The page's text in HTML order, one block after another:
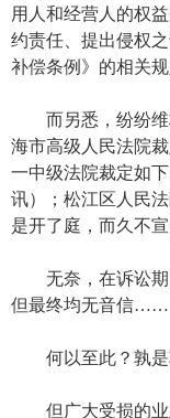
用人和经营人的权
约责任、提出侵权
补偿条例》的相关
而另悉，纷纷维
海市高级人民法院
一中级法院裁定如
讯）；松江区人民
是开了庭，而久不宣
无奈，在诉讼期
但最终均无音信……
何以至此？孰是
但广大受损的业